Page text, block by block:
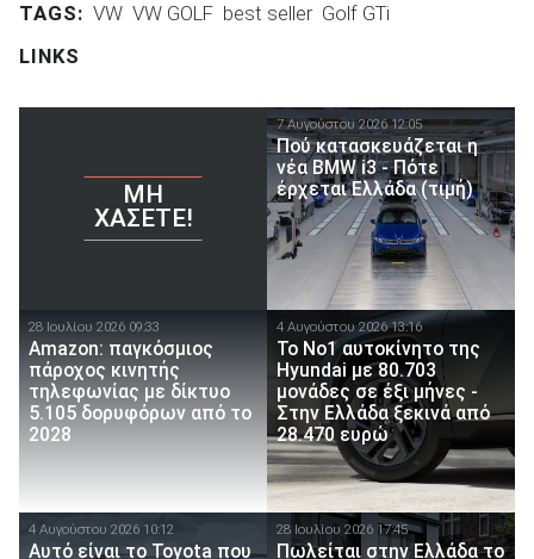
TAGS: VW VW GOLF best seller Golf GTi
LINKS
ΜΗ
ΧΆΣΕΤΕ!
7 Αυγούστου 2026 12:05
Πού κατασκευάζεται η
νέα BMW i3 - Πότε
έρχεται Ελλάδα (τιμή)
28 Ιουλίου 2026 09:33
Amazon: παγκόσμιος
πάροχος κινητής
τηλεφωνίας με δίκτυο
5.105 δορυφόρων από το
2028
4 Αυγούστου 2026 13:16
Το Νο1 αυτοκίνητο της
Hyundai με 80.703
μονάδες σε έξι μήνες -
Στην Ελλάδα ξεκινά από
28.470 ευρώ
4 Αυγούστου 2026 10:12
Αυτό είναι το Toyota που
28 Ιουλίου 2026 17:45
Πωλείται στην Ελλάδα το